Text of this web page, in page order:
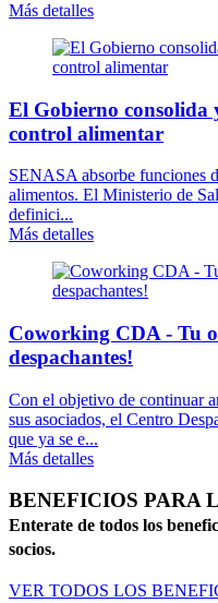
Más detalles
El Gobierno consolida
control alimentar
SENASA absorbe funciones
alimentos. El Ministerio de
definici...
Más detalles
Coworking CDA - Tu
despachantes!
Con el objetivo de continuar
sus asociados, el Centro
que ya se e...
Más detalles
BENEFICIOS PARA
Enterate de todos los
socios.
VER TODOS LOS